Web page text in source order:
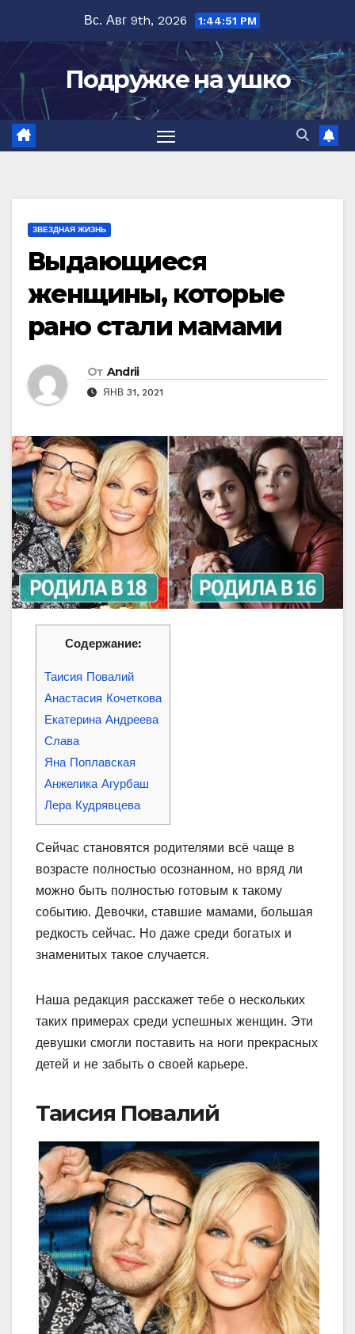
содержимому
Вс. Авг 9th, 2026 1:44:53 PM
Подружке на ушко
ЗВЕЗДНАЯ ЖИЗНЬ
Выдающиеся
женщины, которые
рано стали мамами
От Andrii
ЯНВ 31, 2021
Содержание:
Таисия Повалий
Анастасия Кочеткова
Екатерина Андреева
Слава
Яна Поплавская
Анжелика Агурбаш
Лера Кудрявцева
Сейчас становятся родителями всё чаще в
возрасте полностью осознанном, но вряд ли
можно быть полностью готовым к такому
событию. Девочки, ставшие мамами, большая
редкость сейчас. Но даже среди богатых и
знаменитых такое случается.
Наша редакция расскажет тебе о нескольких
таких примерах среди успешных женщин. Эти
девушки смогли поставить на ноги прекрасных
детей и не забыть о своей карьере.
Таисия Повалий